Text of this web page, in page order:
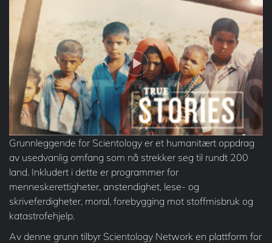
Grunnleggende for Scientology er et humanitært oppdrag
av usedvanlig omfang som nå strekker seg til rundt 200
land. Inkludert i dette er programmer for
menneskerettigheter, anstendighet, lese- og
skriveferdigheter, moral, forebygging mot stoffmisbruk og
katastrofehjelp.
Av denne grunn tilbyr Scientology Network en plattform for